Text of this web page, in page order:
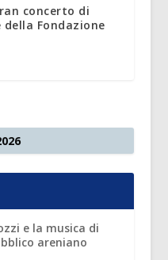
concerto di
Fondazione
e la musica di
areniano